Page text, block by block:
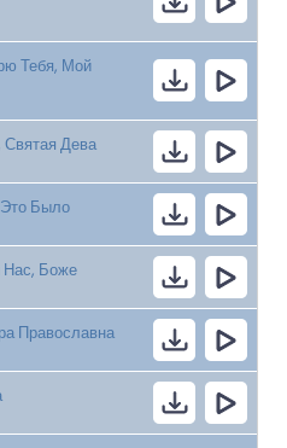
Тебя, Мой
Дева
Было
Боже
Православна